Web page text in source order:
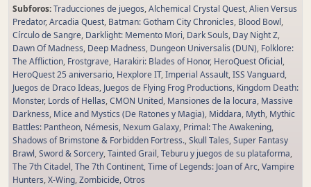
Subforos Traducciones de juegos Alchemical Crystal Quest Alien Versus
Predator Arcadia Quest Batman: Gotham City Chronicles Blood Bowl
Círculo de Sangre Darklight: Memento Mori Dark Souls Day Night Z
Dawn Of Madness Deep Madness Dungeon Universalis (DUN) Folklore:
The Affliction Frostgrave Harakiri: Blades of Honor HeroQuest Oficial
HeroQuest 25 aniversario Hexplore IT Imperial Assault ISS Vanguard
Juegos de Draco Ideas Juegos de Flying Frog Productions Kingdom Death:
Monster Lords of Hellas CMON United Mansiones de la locura Massive
Darkness Mice and Mystics (De Ratones y Magia) Middara Myth Mythic
Battles: Pantheon Némesis Nexum Galaxy Primal: The Awakening
Shadows of Brimstone & Forbidden Fortress. Skull Tales Super Fantasy
Brawl Sword & Sorcery Tainted Grail Teburu y juegos de su plataforma
The 7th Citadel The 7th Continent Time of Legends: Joan of Arc Vampire
Hunters X-Wing Zombicide Otros